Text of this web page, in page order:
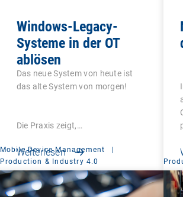
Windows-Legacy-
Systeme in der OT
ablösen
Das neue System von heute ist
das alte System von morgen!
Die Praxis zeigt,…
Weiterlesen
Mobile Device Management
|
Production & Industry 4.0